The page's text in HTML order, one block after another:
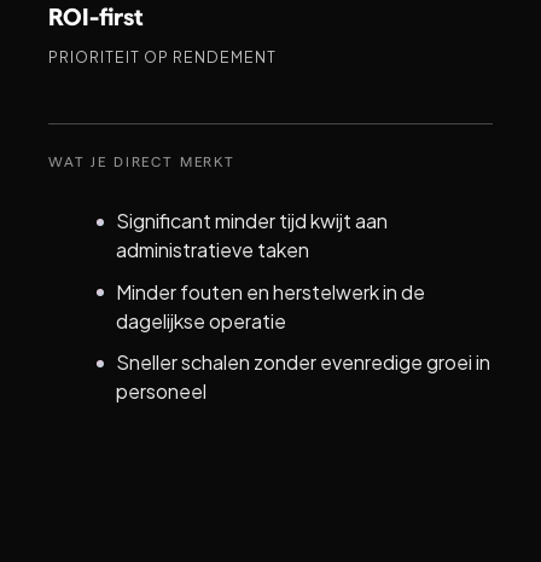
ROI-first
PRIORITEIT OP RENDEMENT
WAT JE DIRECT MERKT
Significant minder tijd kwijt aan
administratieve taken
Minder fouten en herstelwerk in de
dagelijkse operatie
Sneller schalen zonder evenredige groei in
personeel